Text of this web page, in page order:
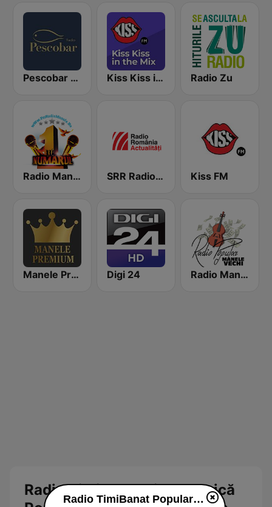
Pescobar Radio Kiss Kiss in the Mix Radio Radio Zu
Radio Manele SRR Radio România Actualităţi Kiss FM
Manele Premium Digi 24 Radio Manele Vechi Romania
Radio TimiBanat Live: Muzică
Radio TimiBanat Populara live